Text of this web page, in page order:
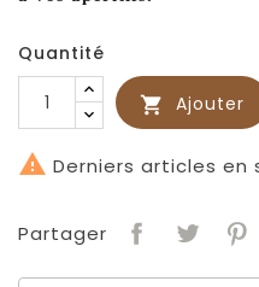
Quantité
 Ajouter
 Derniers articles en
Partager